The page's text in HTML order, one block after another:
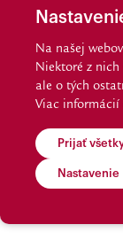
Na našej
Niektoré z nich
ale o tých
Viac informácií
Prijať
Nastavenie
tel.:
©